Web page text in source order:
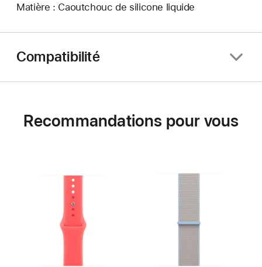
Matière : Caoutchouc de silicone liquide
Compatibilité
Recommandations pour vous